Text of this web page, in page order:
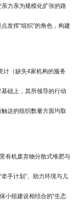
力亲为规模化扩张的路
发挥“组织”的角色，构建
计（缺失4家机构的服务
础上，其所领导的行动
达的组织数量方面均取
有机废弃物分散式堆肥与
手计划”、助力环境与儿
小组建设相结合的“生态